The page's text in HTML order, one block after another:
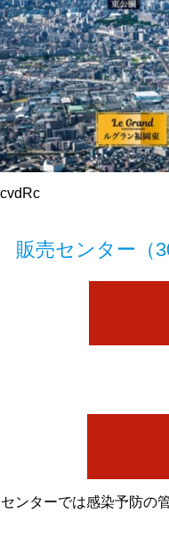
販売センター（
ンターでは感染予防の